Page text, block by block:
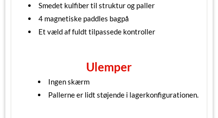
Smedet kulfiber til struktur og paller
4 magnetiske paddles bagpå
Et væld af fuldt tilpassede kontroller
Ulemper
Ingen skærm
Pallerne er lidt støjende i lagerkonfigurationen.